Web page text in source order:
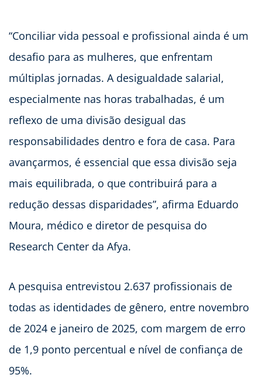
“Conciliar vida pessoal e profissional ainda é um
desafio para as mulheres, que enfrentam
múltiplas jornadas. A desigualdade salarial,
especialmente nas horas trabalhadas, é um
reflexo de uma divisão desigual das
responsabilidades dentro e fora de casa. Para
avançarmos, é essencial que essa divisão seja
mais equilibrada, o que contribuirá para a
redução dessas disparidades”, afirma Eduardo
Moura, médico e diretor de pesquisa do
Research Center da Afya.
A pesquisa entrevistou 2.637 profissionais de
todas as identidades de gênero, entre novembro
de 2024 e janeiro de 2025, com margem de erro
de 1,9 ponto percentual e nível de confiança de
95%.